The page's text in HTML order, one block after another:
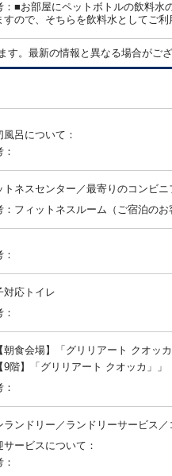
■お部屋にペットボトルの飲料水
すので、そちらを飲料水としてご利
。最新の情報と異なる場合がご
呂について：
トネスセンター／最寄りのコンビニ
フィットネスルーム（ご宿泊のお
対応トイレ
朝食会場】「グリリアート クオ
9階】「グリリアート クオッカ」
ランドリー／ランドリーサービス
ービスについて：